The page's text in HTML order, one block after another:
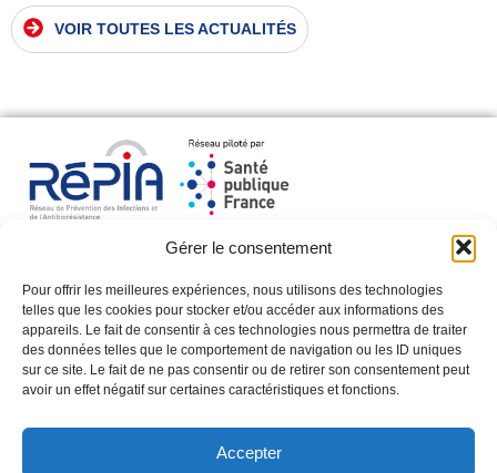
Gérer le consentement
Pour offrir les meilleures expériences, nous utilisons des technologies
telles que les cookies pour stocker et/ou accéder aux informations des
appareils. Le fait de consentir à ces technologies nous permettra de traiter
des données telles que le comportement de navigation ou les ID uniques
sur ce site. Le fait de ne pas consentir ou de retirer son consentement peut
avoir un effet négatif sur certaines caractéristiques et fonctions.
Accepter
VOIR TOUTES LES ACTUALITÉS
NOUS CONTACTER
WEBINAIRES DU RÉPIA
S'INSCRIRE À LA NEWSLETTER
Suivez-nous sur :